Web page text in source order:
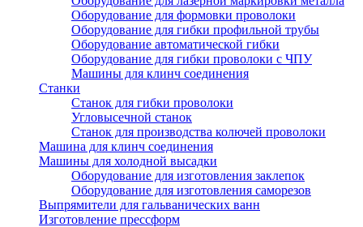
Оборудование для формовки проволоки
Оборудование для гибки профильной трубы
Оборудование автоматической гибки
Оборудование для гибки проволоки с ЧПУ
Машины для клинч соединения
Станки
Станок для гибки проволоки
Угловысечной станок
Станок для производства колючей проволоки
Машина для клинч соединения
Машины для холодной высадки
Оборудование для изготовления заклепок
Оборудование для изготовления саморезов
Выпрямители для гальванических ванн
Изготовление прессформ